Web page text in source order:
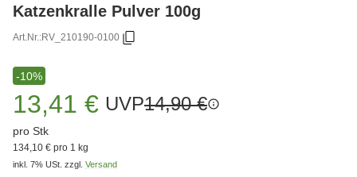
Katzenkralle Pulver 100g
Art.Nr.:RV_210190-0100
-10%
13,41 € UVP14,90 €
pro Stk
134,10 € pro 1 kg
inkl. 7% USt. zzgl. Versand